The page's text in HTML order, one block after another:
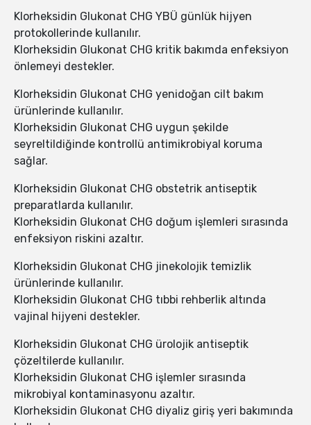
Klorheksidin Glukonat CHG YBÜ günlük hijyen
protokollerinde kullanılır.
Klorheksidin Glukonat CHG kritik bakımda enfeksiyon
önlemeyi destekler.
Klorheksidin Glukonat CHG yenidoğan cilt bakım
ürünlerinde kullanılır.
Klorheksidin Glukonat CHG uygun şekilde
seyreltildiğinde kontrollü antimikrobiyal koruma
sağlar.
Klorheksidin Glukonat CHG obstetrik antiseptik
preparatlarda kullanılır.
Klorheksidin Glukonat CHG doğum işlemleri sırasında
enfeksiyon riskini azaltır.
Klorheksidin Glukonat CHG jinekolojik temizlik
ürünlerinde kullanılır.
Klorheksidin Glukonat CHG tıbbi rehberlik altında
vajinal hijyeni destekler.
Klorheksidin Glukonat CHG ürolojik antiseptik
çözeltilerde kullanılır.
Klorheksidin Glukonat CHG işlemler sırasında
mikrobiyal kontaminasyonu azaltır.
Klorheksidin Glukonat CHG diyaliz giriş yeri bakımında